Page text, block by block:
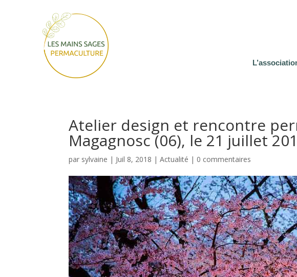
Atelier design et rencontre
Magagnosc (06), le 21 juillet
par sylvaine | Juil 8, 2018 |Actualité | 0 commentaires